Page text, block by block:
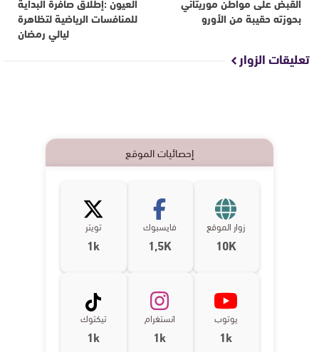
بحوزته حقيبة من الأورو للمنافسات الرياضية لتظاهرة
ليالي رمضان
تعليقات الزوار
إحصائيات الموقع
زوار الموقع
10K
فايسبوك
1,5K
تويتر
1k
يوتوب
1k
انستغرام
1k
تيكتوك
1k